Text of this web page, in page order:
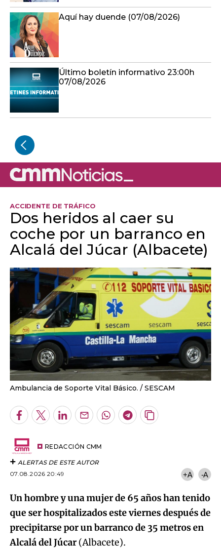
Aquí hay duende (07/08/2026)
Último boletín informativo 23:00h
07/08/2026
ACCIDENTE DE TRÁFICO
Dos heridos al caer su
coche por un barranco en
Alcalá del Júcar (Albacete)
Ambulancia de Soporte Vital Básico. SESCAM
Facebook
TwitterLinkedInEnviarWhatsapp
Telegram
Copiar
REDACCIÓN CMM
ALERTAS DE ESTE AUTOR
07.08.2026 20:49
+A -A
Un hombre y una mujer de 65 años han tenido
que ser hospitalizados este viernes después de
precipitarse por un barranco de 35 metros en
Alcalá del Júcar(Albacete).